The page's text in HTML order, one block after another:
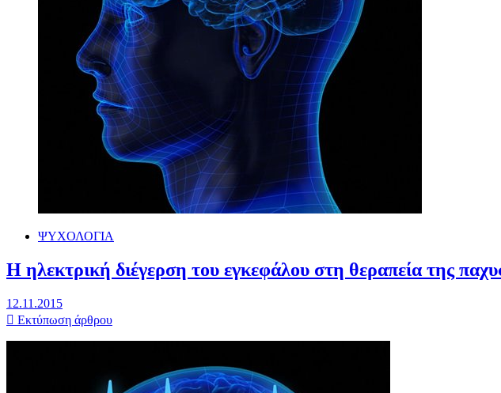
ΨΥΧΟΛΟΓΙΑ
Η ηλεκτρική διέγερση του εγκεφάλου στη θεραπεία της
12.11.2015
Εκτύπωση άρθρου